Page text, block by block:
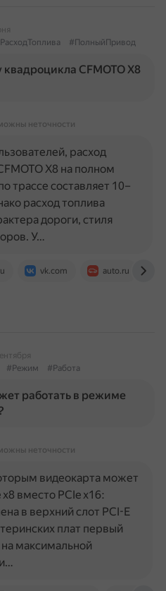
#ПолныйПривод
CFMOTO X8
неточности
vk.com auto.ru
расход
X8 на полном
трассе составляет 10–
расход топлива
дороги, стиля
У…
#Режим #Работа
работать в режиме
неточности
видеокарта может
вместо PCIe x16:
в верхний слот PCI-E
плат первый
максимальной